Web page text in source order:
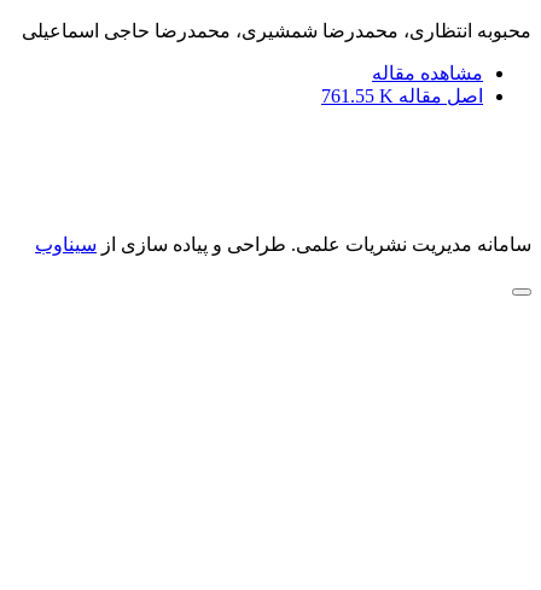
محبوبه انتظاری، محمدرضا شمشیری، محمدرضا حاجی اسماعیلی
مشاهده مقاله
اصل مقاله 761.55 K
سامانه مدیریت نشریات علمی. طراحی و پیاده سازی از سیناوب